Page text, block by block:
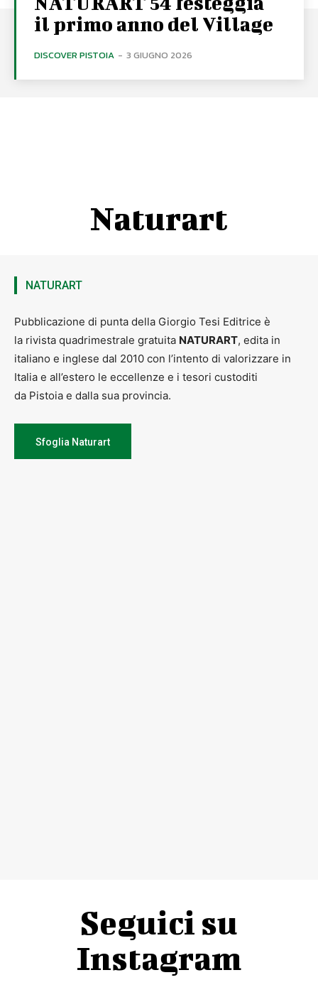
il primo anno del Village
DISCOVER PISTOIA - 3 GIUGNO 2026
Naturart
NATURART
Pubblicazione di punta della Giorgio Tesi Editrice è
la rivista quadrimestrale gratuita NATURART, edita in
italiano e inglese dal 2010 con l’intento di valorizzare in
Italia e all’estero le eccellenze e i tesori custoditi
da Pistoia e dalla sua provincia.
Sfoglia Naturart
Seguici su
Instagram